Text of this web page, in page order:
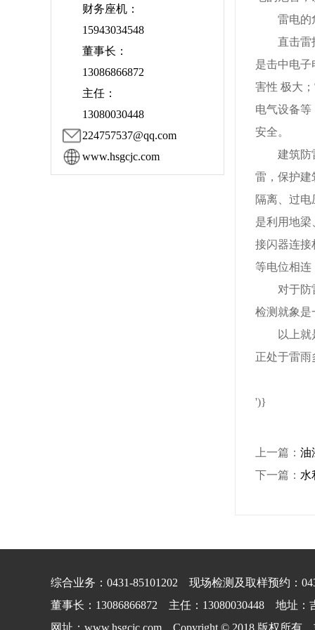
财务座机：
15943034548
董事长：
13086866872
主任：
13080030448
224757537@qq.com
www.hsgcjc.com
雷电的危
直击雷指
是击中电
害性 极大
电气设备
安全。
建筑防雷
雷，保护建
隔离、过
是利用地
接闪器连接
等电位相
对于防雷
检测就象是
以上就
正处于雷
')}
上一篇：油
下一篇： 水
综合业务：0431-85101202 现场检测及取样预约：
董事长：13086866872 主任：13080030448 地址：
网址：www.hsgcjc.com Copyright © 2018 版权所